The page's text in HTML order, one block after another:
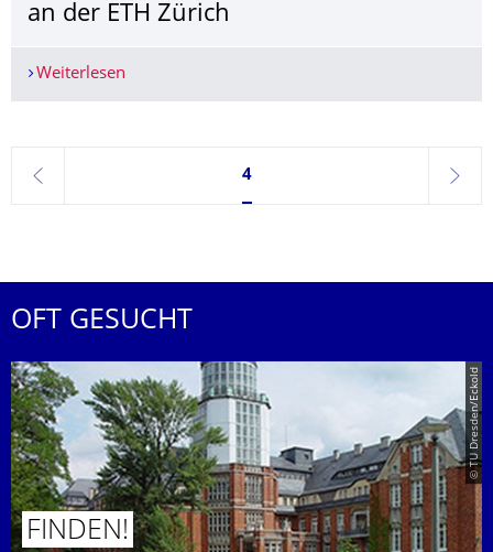
an der ETH Zürich
Weiterlesen
zurück
Seite 4, aktuell ausgewählt
4
weiter
OFT GESUCHT
© TU Dresden/Eckold
FINDEN!